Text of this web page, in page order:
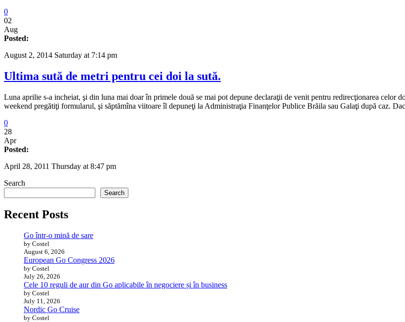
0
02
Aug
Posted:
August 2, 2014 Saturday at 7:14 pm
Ultima sută de metri pentru cei doi la sută.
Luna aprilie s-a incheiat, şi din luna mai doar în primele două se mai pot depune declaraţii de venit pentru redirecţionarea celor
weekend pregătiţi formularul, şi săptămîna viitoare îl depuneţi la Administraţia Finanţelor Publice Brăila sau Galaţi după caz.
0
28
Apr
Posted:
April 28, 2011 Thursday at 8:47 pm
Search
Search
Recent Posts
Go într-o mină de sare
by Costel
August 6, 2026
European Go Congress 2026
by Costel
July 26, 2026
Cele 10 reguli de aur din Go aplicabile în negociere și în business
by Costel
July 11, 2026
Nordic Go Cruise
by Costel